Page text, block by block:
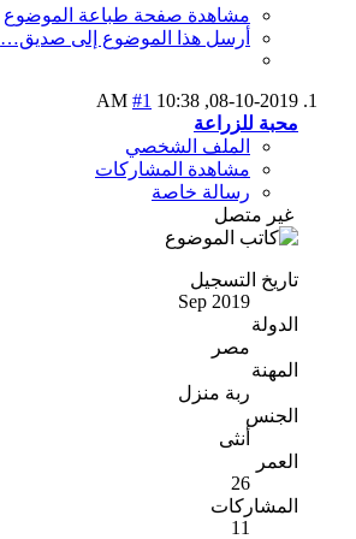
مشاهدة صفحة طباعة الموضوع
أرسل هذا الموضوع إلى صديق…
08-10-2019,
10:38 AM
#1
محبة للزراعة
الملف الشخصي
مشاهدة المشاركات
رسالة خاصة
غير متصل
تاريخ التسجيل
Sep 2019
الدولة
مصر
المهنة
ربة منزل
الجنس
أنثى
العمر
26
المشاركات
11